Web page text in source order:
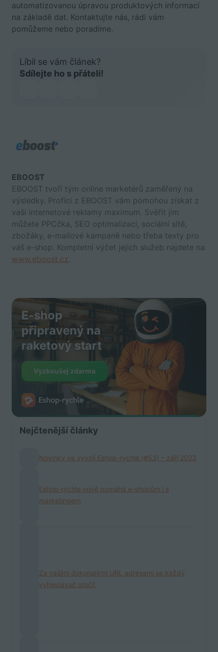
automatizovanou úpravou produktových informací
na základě dat. Kontaktujte nás, rádi vám
pomůžeme nebo poradíme.
Líbil se vám článek?
Sdílejte ho s přáteli!
EBOOST
EBOOST tvoří tým online marketérů zaměřený na
výsledky. Profíci z EBOOST vám pomohou získat z
vaší internetové reklamy maximum. Svěřit jim
můžete PPCčka, SEO optimalizaci, sociální sítě,
zbožáky, e-mailové kampaně nebo třeba texty pro
váš e-shop. Kompletní výčet jejich služeb najdete na
www.eboost.cz.
E-shop
připravený na
raketový start
Vyzkoušej zdarma
Nejčtenější články
Novinky ve vývoji Eshop-rychle (#53) – září 2023
Eshop-rychle nově pomáhá e-shopům i s
marketingem
Za vašimi dokonalými URL adresami se každý
vyhledávač otočí!